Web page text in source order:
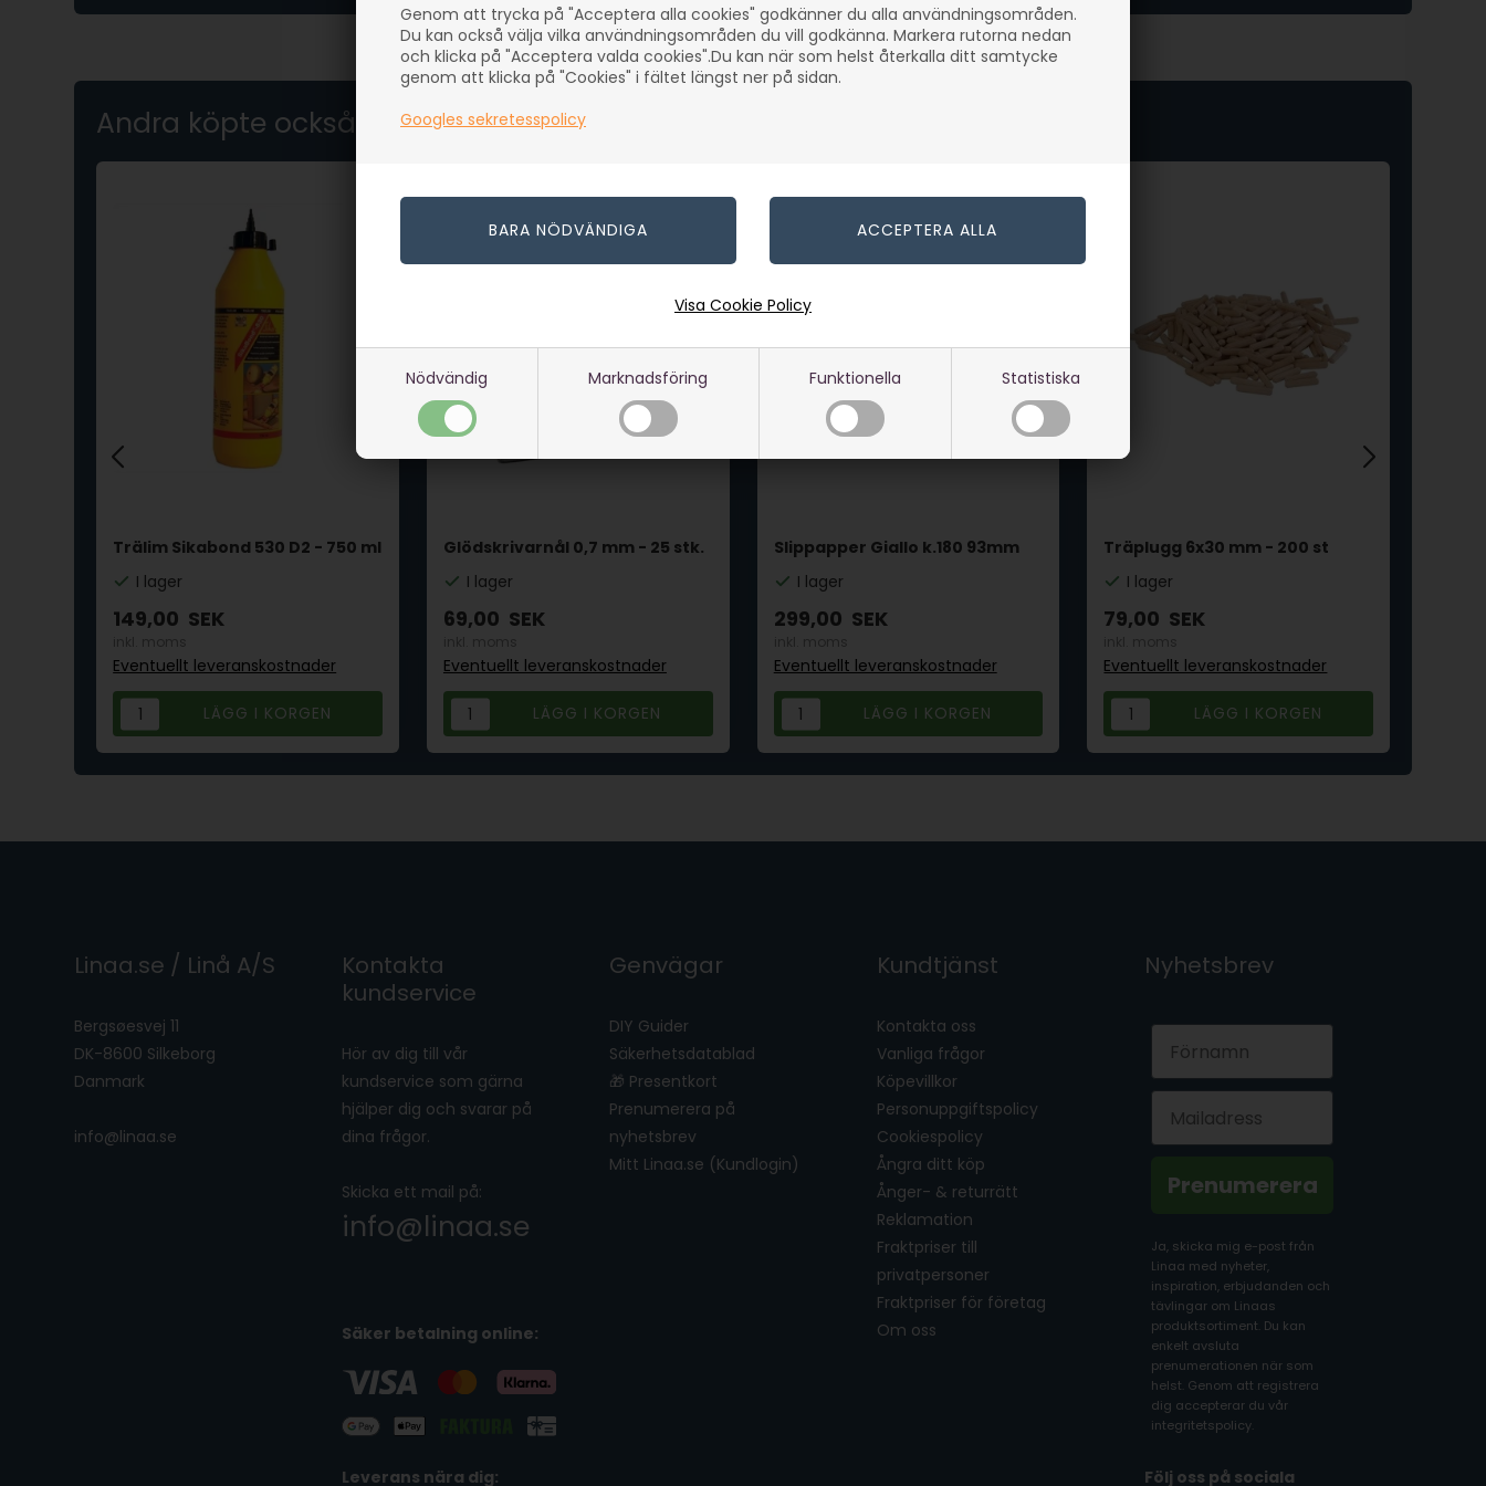
Genom att trycka på "Acceptera alla cookies" godkänner du alla användningsområden.
Du kan också välja vilka användningsområden du vill godkänna. Markera rutorna nedan
och klicka på "Acceptera valda cookies".Du kan när som helst återkalla ditt samtycke
genom att klicka på "Cookies" i fältet längst ner på sidan.
Googles sekretesspolicy
Nödvändig Marknadsföring Funktionella Statistiska
Visa Cookie Policy
Andra köpte också
Trälim Sikabond 530 D2 - 750 ml
I lager
149,00 SEK
Eventuellt leveranskostnader
Glödskrivarnål 0,7 mm - 25 stk.
I lager
69,00 SEK
Eventuellt leveranskostnader
Slippapper Giallo k.180 93mm
I lager
299,00 SEK
Eventuellt leveranskostnader
Träplugg 6x30 mm - 200 st
I lager
79,00 SEK
Eventuellt leveranskostnader
Linaa.se / Linå A/S
Bergsøesvej 11
DK-8600 Silkeborg
Danmark
info@linaa.se
Kontakta
kundservice
Hör av dig till vår
kundservice som gärna
hjälper dig och svarar på
dina frågor.
Skicka ett mail på:
info@linaa.se
Säker betalning online:
Leverans nära dig:
Genvägar
DIY Guider
Säkerhetsdatablad
🎁 Presentkort
Prenumerera på
nyhetsbrev
Mitt Linaa.se (Kundlogin)
Kundtjänst
Kontakta oss
Vanliga frågor
Köpevillkor
Personuppgiftspolicy
Cookiespolicy
Ångra ditt köp
Ånger- & returrätt
Reklamation
Fraktpriser till
privatpersoner
Fraktpriser för företag
Om oss
Nyhetsbrev
Prenumerera
Ja, skicka mig e-post från
Linaa med nyheter,
inspiration, erbjudanden och
tävlingar om Linaas
produktsortiment. Du kan
enkelt avsluta
prenumerationen när som
helst. Genom att registrera
dig accepterar du vår
integritetspolicy.
Följ oss på sociala